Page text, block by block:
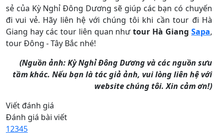
sẻ của Kỳ Nghỉ Đông Dương sẽ giúp các bạn có chuyến
đi vui vẻ. Hãy liên hệ với chúng tôi khi cần tour đi Hà
Giang hay các tour liên quan nhưtour Hà GiangSapa,
tour Đông - Tây Bắc nhé!
(Nguồn ảnh: Kỳ Nghỉ Đông Dương và các nguồn sưu
tầm khác. Nếu bạn là tác giả ảnh, vui lòng liên hệ với
website chúng tôi.Xin cảm ơn!)
Viết đánh giá
Đánh giá bài viết
12345